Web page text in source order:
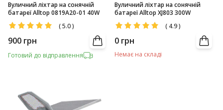
Вуличний ліхтар на сонячній
батареї Alltop 0819А20-01 40W
(5.0)
900 грн
Готовий до відправлення
Вуличний ліхтар на сонячній
батареї Alltop XJ803 300W
( 4.9)
0 грн
Немає на складі